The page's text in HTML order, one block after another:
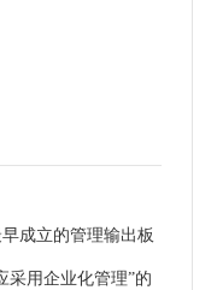
成立的管理输出板
采用企业化管理”的